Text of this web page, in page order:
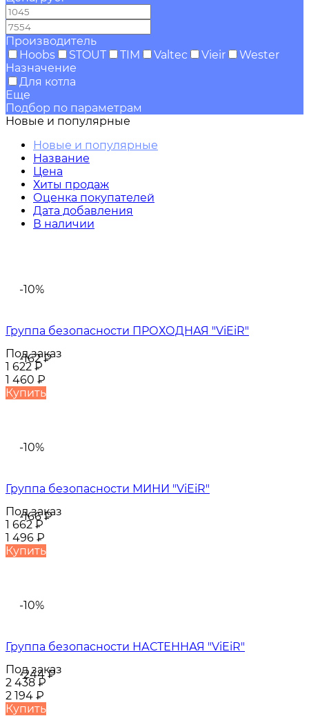
Производитель
Hoobs
STOUT TIM Valtec Vieir
Wester
Назначение
Для котла
Еще
Подбор по параметрам
Новые и популярные
Новые и популярные
Название
Цена
Хиты продаж
Оценка покупателей
Дата добавления
В наличии
-10%
-162₽
Группа безопасности ПРОХОДНАЯ "ViEiR"
Под заказ
1 622₽
1 460 ₽
Купить
-10%
-166₽
Группа безопасности МИНИ "ViEiR"
Под заказ
1 662₽
1 496 ₽
Купить
-10%
-244₽
Группа безопасности НАСТЕННАЯ "ViEiR"
Под заказ
2 438₽
2 194 ₽
Купить